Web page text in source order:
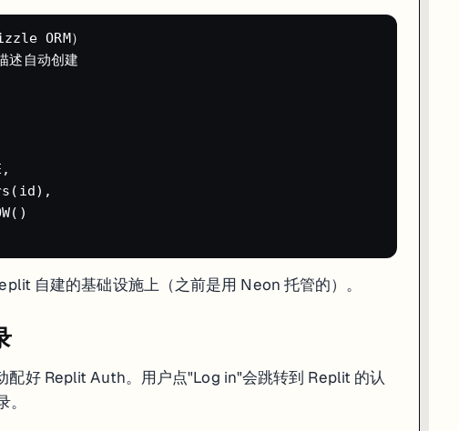
ORM）
述自动创建
自建的基础设施上（之前是用 Neon 托管的）。
配好 Replit Auth。用户点"Log in"会跳转到 Replit 的认